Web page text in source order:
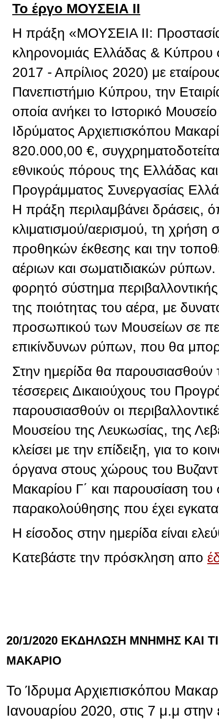
Το έργο ΜΟΥΣΕΙΑ ΙΙ
Η πράξη «ΜΟΥΣΕΙΑ ΙΙ: Προστασία
κληρονομιάς Ελλάδας & Κύπρου
2017 - Απρίλιος 2020) με
Πανεπιστήμιο Κύπρου, την
οποία ανήκει το Ιστορικό
Ιδρύματος Αρχιεπισκόπου
820.000,00 €,
εθνικούς πόρους της Ελλάδας
Προγράμματος Συνεργασίας
Η πράξη περιλαμβάνει δράσεις,
κλιματισμού/αερισμού, τη χρήση
προθηκών έκθεσης και την
αέριων και σωματιδιακών
φορητό σύστημα
της ποιότητας του αέρα, με
προσωπικού των Μουσείων σε
επικίνδυνων ρύπων, που θα
Στην ημερίδα θα
τέσσερεις Δικαιούχους του
παρουσιασθούν οι
Μουσείου της Λευκωσίας, της
κλείσει με την επίδειξη, για το
όργανα στους χώρους του
Μακαρίου Γ΄ και παρουσίαση του
παρακολούθησης που έχει
Η είσοδος στην ημερίδα είναι
Κατεβάστε την πρόσκληση απο
20/1/2020 ΕΚΔΗΛΩΣΗ ΜΝΗΜΗΣ ΚΑΙ
ΜΑΚΑΡΙΟ
Το Ίδρυμα Αρχιεπισκόπου
Ιανουαρίου 2020, στις 7 μ.μ